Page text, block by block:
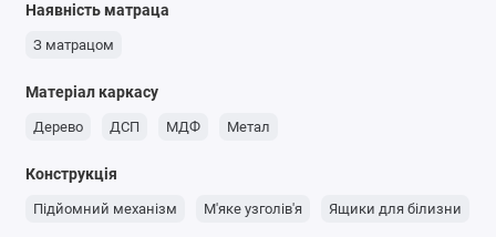
Наявність матраца
З матрацом
Матеріал каркасу
Дерево ДСП МДФ Метал
Конструкція
Підйомний механізм М'яке узголів'я Ящики для білизни